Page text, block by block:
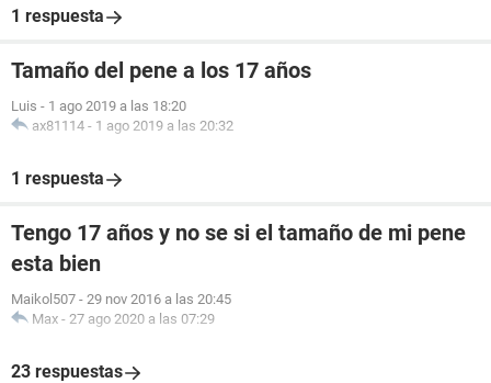
1 respuesta
Tamaño del pene a los 17 años
Luis - 1 ago 2019 a las 18:20
ax81114 - 1 ago 2019 a las 20:32
1 respuesta
Tengo 17 años y no se si el tamaño de mi pene
esta bien
Maikol507 - 29 nov 2016 a las 20:45
Max - 27 ago 2020 a las 07:29
23 respuestas